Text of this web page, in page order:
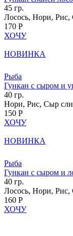
45 гр.
Лосось, Нори, Рис,
170 Р
ХОЧУ
НОВИНКА
Рыба
Гункан с сыром и
40 гр.
Нори, Рис, Сыр
150 Р
ХОЧУ
НОВИНКА
Рыба
Гункан с сыром и
40 гр.
Лосось, Нори,
160 Р
ХОЧУ